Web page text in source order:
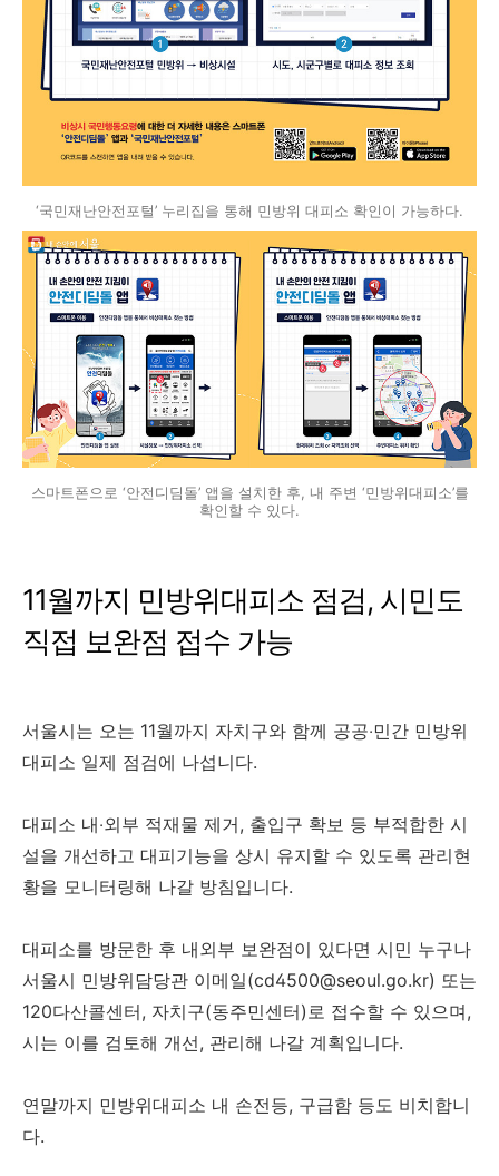
‘국민재난안전포털’ 누리집을 통해 민방위 대피소 확인이 가능하다.
스마트폰으로 ‘안전디딤돌’ 앱을 설치한 후, 내 주변 ‘민방위대피소’를
확인할 수 있다.
11월까지 민방위대피소 점검, 시민도
직접 보완점 접수 가능
서울시는 오는 11월까지 자치구와 함께 공공‧민간 민방위
대피소 일제 점검에 나섭니다.
대피소 내‧외부 적재물 제거, 출입구 확보 등 부적합한 시
설을 개선하고 대피기능을 상시 유지할 수 있도록 관리현
황을 모니터링해 나갈 방침입니다.
대피소를 방문한 후 내외부 보완점이 있다면 시민 누구나
서울시 민방위담당관 이메일(cd4500@seoul.go.kr) 또는
120다산콜센터, 자치구(동주민센터)로 접수할 수 있으며,
시는 이를 검토해 개선, 관리해 나갈 계획입니다.
연말까지 민방위대피소 내 손전등, 구급함 등도 비치합니
다.